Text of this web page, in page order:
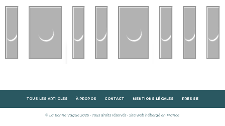
TOUS LES ARTICLES À PROPOS CONTACT MENTIONS LÉGALES PRESSE
© La Bonne Vague 2025 • Tous droits réservés • Site web hébergé en France